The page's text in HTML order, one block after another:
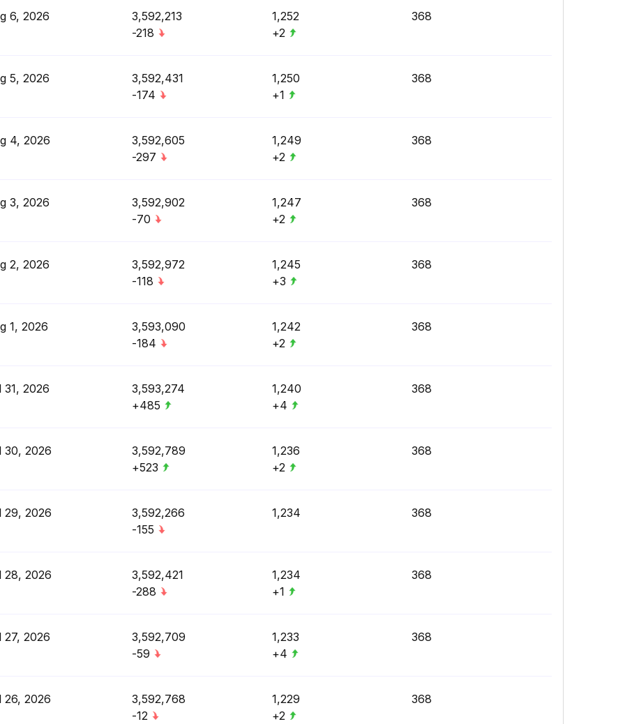
6, 2026
3,592,213
-218
1,252
+2
368
5, 2026
3,592,431
-174
1,250
+1
368
4, 2026
3,592,605
-297
1,249
+2
368
3, 2026
3,592,902
-70
1,247
+2
368
2, 2026
3,592,972
-118
1,245
+3
368
1, 2026
3,593,090
-184
1,242
+2
368
31, 2026
3,593,274
+485
1,240
+4
368
30, 2026
3,592,789
+523
1,236
+2
368
29, 2026
3,592,266
-155
1,234 368
28, 2026
3,592,421
-288
1,234
+1
368
27, 2026
3,592,709
-59
1,233
+4
368
26, 2026
3,592,768
-12
1,229
+2
368